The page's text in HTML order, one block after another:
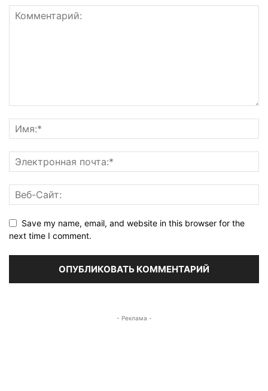
Save my name, email, and website in this browser for the
next time I comment.
- Реклама -